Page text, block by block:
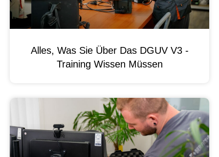
Alles, Was Sie Über Das DGUV V3 -
Training Wissen Müssen